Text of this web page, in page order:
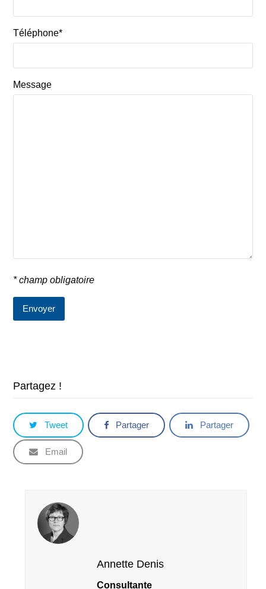
Téléphone*
Message
* champ obligatoire
Partagez !
Tweet Partager Partager
Email
Annette Denis
Consultante